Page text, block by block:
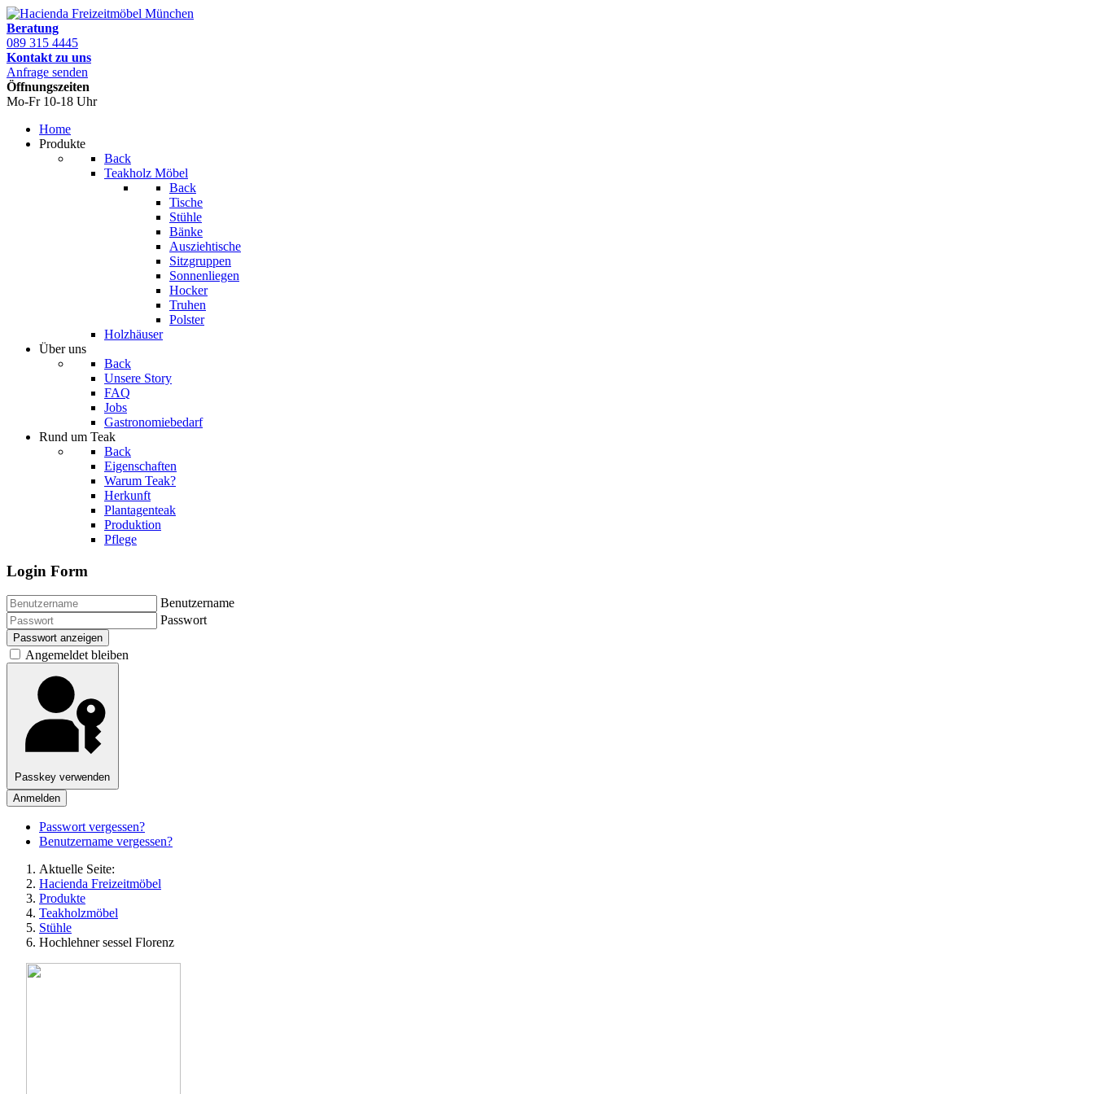
Beratung
089 315 4445
Kontakt zu uns
Anfrage senden
Öffnungszeiten
Mo-Fr 10-18 Uhr
Home
Produkte
Back
Teakholz Möbel
Back
Tische
Stühle
Bänke
Ausziehtische
Sitzgruppen
Sonnenliegen
Hocker
Truhen
Polster
Holzhäuser
Über uns
Back
Unsere Story
FAQ
Jobs
Gastronomiebedarf
Rund um Teak
Back
Eigenschaften
Warum Teak?
Herkunft
Plantagenteak
Produktion
Pflege
Login Form
Benutzername
Passwort
Passwort anzeigen
Angemeldet bleiben
Passkey verwenden
Anmelden
Passwort vergessen?
Benutzername vergessen?
Aktuelle Seite:
Hacienda Freizeitmöbel
Produkte
Teakholzmöbel
Stühle
Hochlehner sessel Florenz